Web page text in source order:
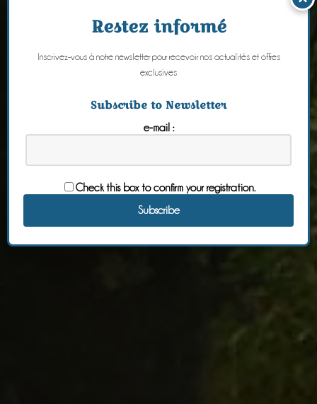
Restez informé
Inscrivez-vous à notre newsletter pour recevoir nos actualités et offres
exclusives
Subscribe to Newsletter
e-mail :
Check this box to confirm your registration.